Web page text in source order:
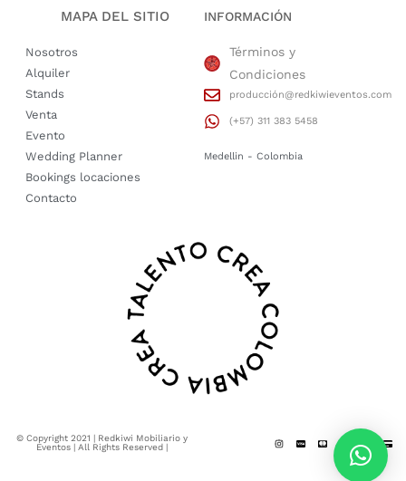
MAPA DEL SITIO
Nosotros
Alquiler
Stands
Venta
Evento
Wedding Planner
Bookings locaciones
Contacto
INFORMACIÓN
Términos y
Condiciones
producción@redkiwieventos.com
(+57) 311 383 5458
Medellin - Colombia
© Copyright 2021 | Redkiwi Mobiliario y
Eventos | All Rights Reserved |